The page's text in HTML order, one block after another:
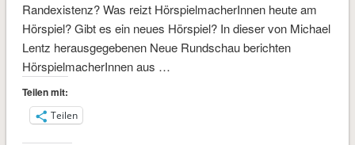
Randexistenz? Was reizt HörspielmacherInnen heute am
Hörspiel? Gibt es ein neues Hörspiel? In dieser von Michael
Lentz herausgegebenen Neue Rundschau berichten
HörspielmacherInnen aus …
Teilen mit:
Teilen